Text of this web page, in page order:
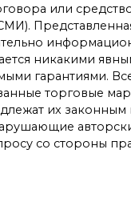
или
никакими
гарантиями.
торговые
их законным
со стороны